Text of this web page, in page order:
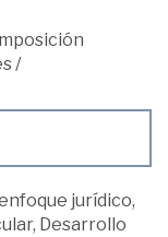
Imposición
/
jurídico,
Desarrollo